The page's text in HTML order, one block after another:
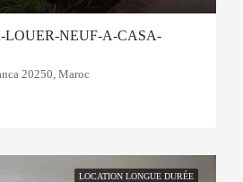
LOUER-NEUF-A-CASA-
20250, Maroc
LOCATION LONGUE DURÉE